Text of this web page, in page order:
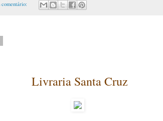
comentário:
Livraria Santa Cruz